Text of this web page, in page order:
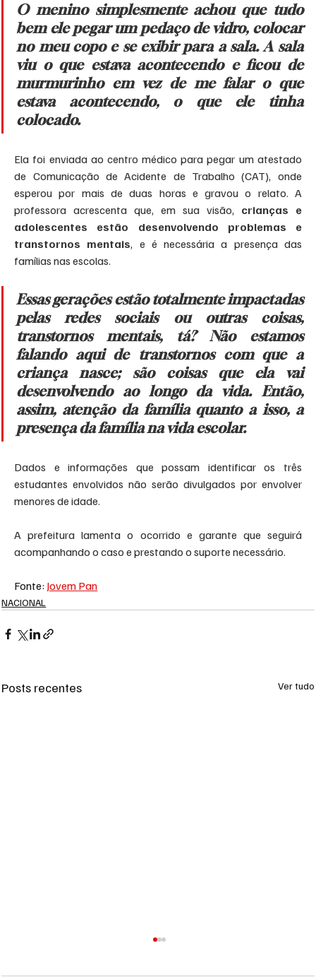
O menino simplesmente achou que tudo
bem ele pegar um pedaço de vidro, colocar
no meu copo e se exibir para a sala. A sala
viu o que estava acontecendo e ficou de
murmurinho em vez de me falar o que
estava acontecendo, o que ele tinha
colocado.
Ela foi enviada ao centro médico para pegar um atestado
de Comunicação de Acidente de Trabalho (CAT), onde
esperou por mais de duas horas e gravou o relato. A
professora acrescenta que, em sua visão, crianças e
adolescentes estão desenvolvendo problemas e
transtornos mentais, e é necessária a presença das
famílias nas escolas.
Essas gerações estão totalmente impactadas
pelas redes sociais ou outras coisas,
transtornos mentais, tá? Não estamos
falando aqui de transtornos com que a
criança nasce; são coisas que ela vai
desenvolvendo ao longo da vida. Então,
assim, atenção da família quanto a isso, a
presença da família na vida escolar.
Dados e informações que possam identificar os três
estudantes envolvidos não serão divulgados por envolver
menores de idade.
A prefeitura lamenta o ocorrido e garante que seguirá
acompanhando o caso e prestando o suporte necessário.
Fonte: Jovem Pan
NACIONAL
Posts recentes Ver tudo